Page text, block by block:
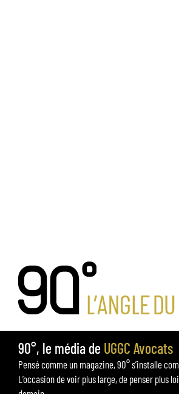
90°, le média de UGGC Avocats
Pensé comme un magazine, 90° s’installe
L’occasion de voir plus large, de penser